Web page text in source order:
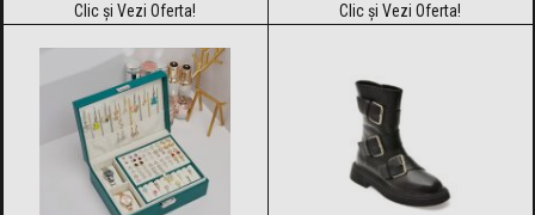
Clic și Vezi Oferta! Clic și Vezi Oferta!